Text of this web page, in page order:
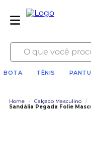
O que você
BOTA TÊNIS
Home / Calçado Masculino /
Sandália Pegada Folie